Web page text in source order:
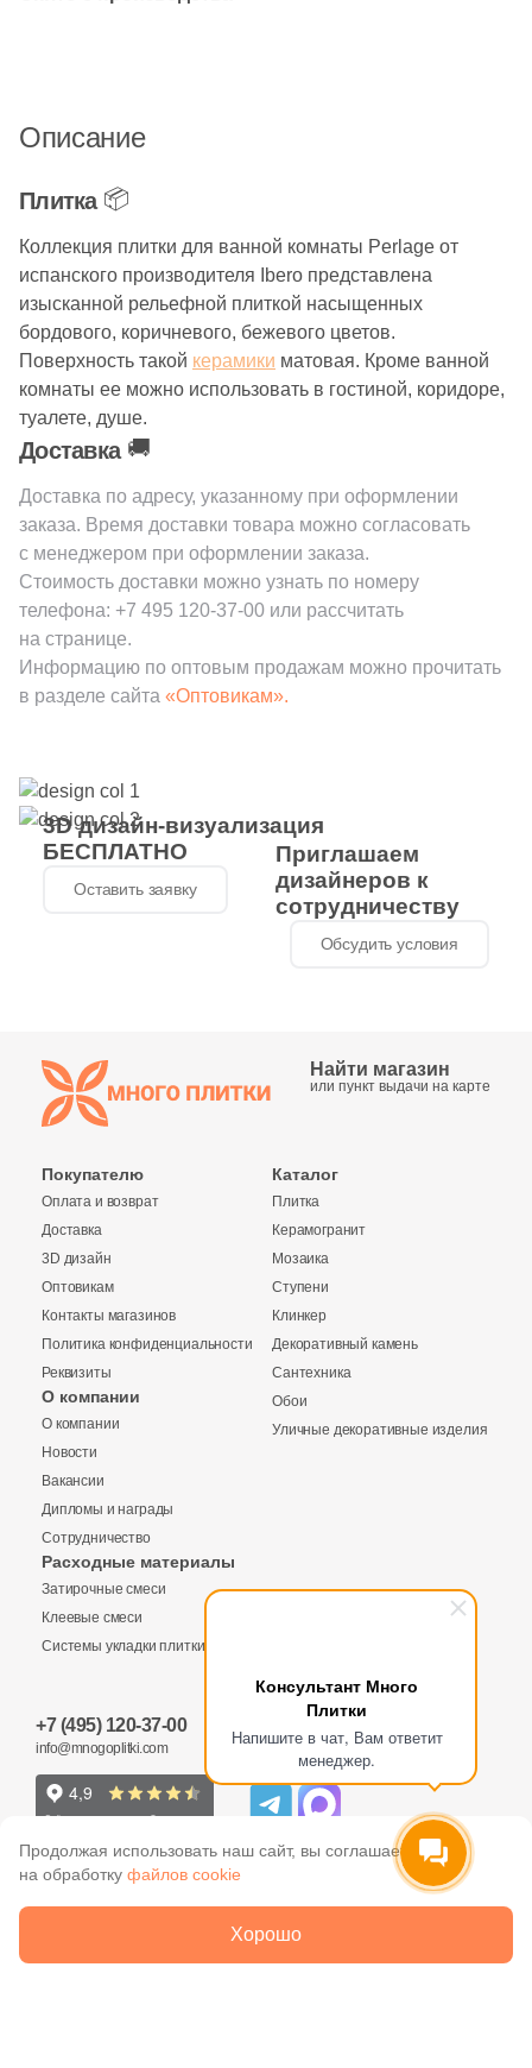
Консультант Много
Плитки
Напишите в чат, Вам ответит
менеджер.
Описание
Плитка 📦
Коллекция плитки для ванной комнаты Perlage от
испанского производителя Ibero представлена
изысканной рельефной плиткой насыщенных
бордового, коричневого, бежевого цветов.
Поверхность такой керамики матовая. Кроме ванной
комнаты ее можно использовать в гостиной, коридоре,
туалете, душе.
Доставка 🚚
Доставка по адресу, указанному при оформлении
заказа. Время доставки товара можно согласовать
с менеджером при оформлении заказа.
Стоимость доставки можно узнать по номеру
телефона: +7 495 120-37-00 или рассчитать
на странице.
Информацию по оптовым продажам можно прочитать
в разделе сайта «Оптовикам».
3D дизайн-визуализация
БЕСПЛАТНО
Оставить заявку
Приглашаем
дизайнеров к
сотрудничеству
Обсудить условия
Заявка на бесплатный 3D дизайн
Телефон
Запрос аналогов
Ваше имя
Обратная связь
Ваше имя
Найти магазин
или пункт выдачи на карте
Покупателю
Оплата и возврат
Доставка
3D дизайн
Оптовикам
Контакты магазинов
Политика конфиденциальности
Реквизиты
О компании
О компании
Новости
Вакансии
Дипломы и награды
Сотрудничество
Расходные материалы
Затирочные смеси
Клеевые смеси
Системы укладки плитки
Каталог
Плитка
Керамогранит
Мозаика
Ступени
Клинкер
Декоративный камень
Сантехника
Обои
Уличные декоративные изделия
+7 (495) 120-37-00
info@mnogoplitki.com
2005-2026 © Много плитки. Цены и информация,
Продолжая использовать наш сайт, вы соглашаетесь
на обработку файлов cookie
Хорошо